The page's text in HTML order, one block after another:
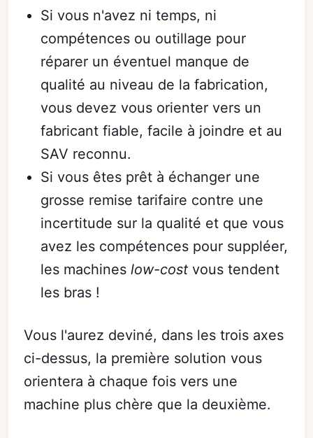
Si vous n'avez ni temps, ni
compétences ou outillage pour
réparer un éventuel manque de
qualité au niveau de la fabrication,
vous devez vous orienter vers un
fabricant fiable, facile à joindre et au
SAV reconnu.
Si vous êtes prêt à échanger une
grosse remise tarifaire contre une
incertitude sur la qualité et que vous
avez les compétences pour suppléer,
les machineslow-cost vous tendent
les bras !
Vous l'aurez deviné, dans les trois axes
ci-dessus, la première solution vous
orientera à chaque fois vers une
machine plus chère que la deuxième.